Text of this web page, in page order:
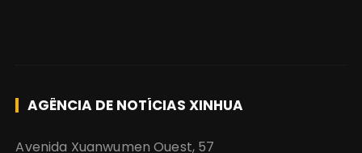
AGÊNCIA DE NOTÍCIAS XINHUA
Avenida Xuanwumen Ouest, 57